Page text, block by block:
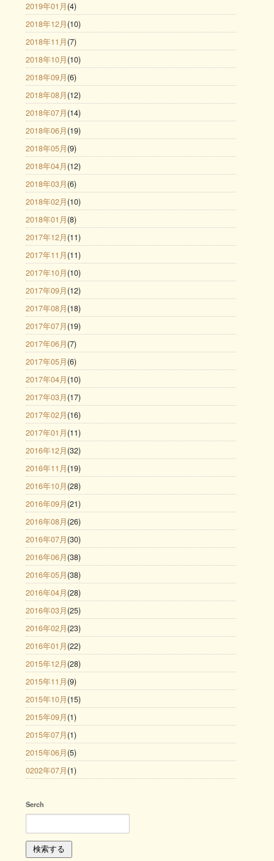
2019年01月 (4)
2018年12月 (10)
2018年11月 (7)
2018年10月 (10)
2018年09月 (6)
2018年08月 (12)
2018年07月 (14)
2018年06月 (19)
2018年05月 (9)
2018年04月 (12)
2018年03月 (6)
2018年02月 (10)
2018年01月 (8)
2017年12月 (11)
2017年11月 (11)
2017年10月 (10)
2017年09月 (12)
2017年08月 (18)
2017年07月 (19)
2017年06月 (7)
2017年05月 (6)
2017年04月 (10)
2017年03月 (17)
2017年02月 (16)
2017年01月 (11)
2016年12月 (32)
2016年11月 (19)
2016年10月 (28)
2016年09月 (21)
2016年08月 (26)
2016年07月 (30)
2016年06月 (38)
2016年05月 (38)
2016年04月 (28)
2016年03月 (25)
2016年02月 (23)
2016年01月 (22)
2015年12月 (28)
2015年11月 (9)
2015年10月 (15)
2015年09月 (1)
2015年07月 (1)
2015年06月 (5)
0202年07月 (1)
Serch